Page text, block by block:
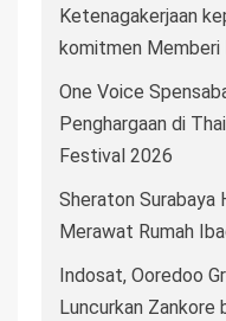
Ketenagakerjaan
komitmen Memberi
One Voice
Penghargaan di
Festival 2026
Sheraton Surabaya
Merawat Rumah
Indosat, Ooredoo
Luncurkan Zankore